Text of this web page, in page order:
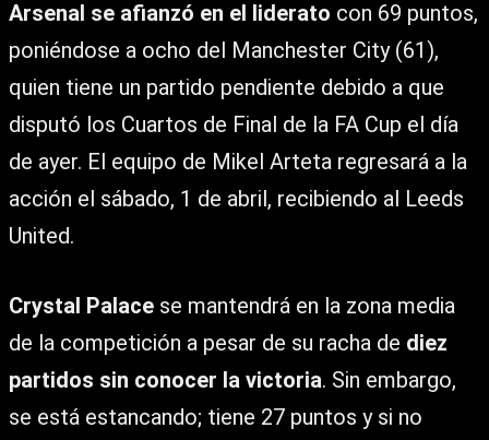
Arsenal se afianzó en el liderato con 69 puntos,
poniéndose a ocho del Manchester City (61),
quien tiene un partido pendiente debido a que
disputó los Cuartos de Final de la FA Cup el día
de ayer. El equipo de Mikel Arteta regresará a la
acción el sábado, 1 de abril, recibiendo al Leeds
United.
Crystal Palace se mantendrá en la zona media
de la competición a pesar de su racha de diez
partidos sin conocer la victoria. Sin embargo,
se está estancando; tiene 27 puntos y si no